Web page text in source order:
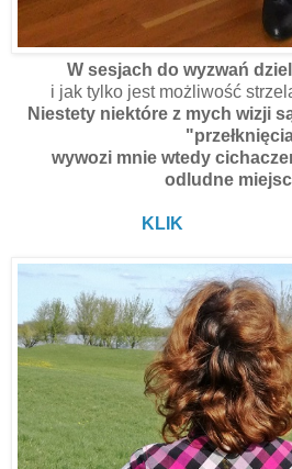
W sesjach do wyzwań
i jak tylko jest możliwość
Niestety niektóre z mych wizji
wywozi mnie wtedy
odludne
KLIK